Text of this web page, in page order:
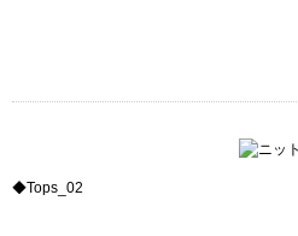
◆Tops_02